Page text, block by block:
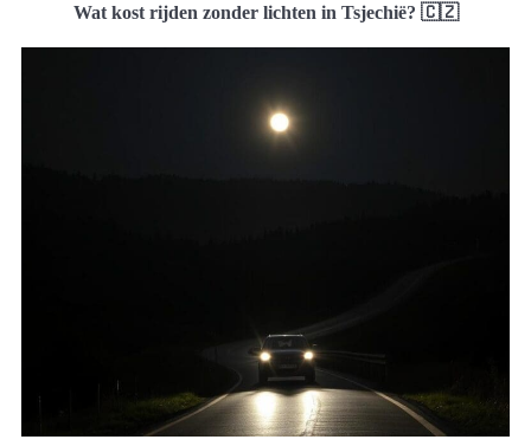
Wat kost rijden zonder lichten in Tsjechië? 🇨🇿